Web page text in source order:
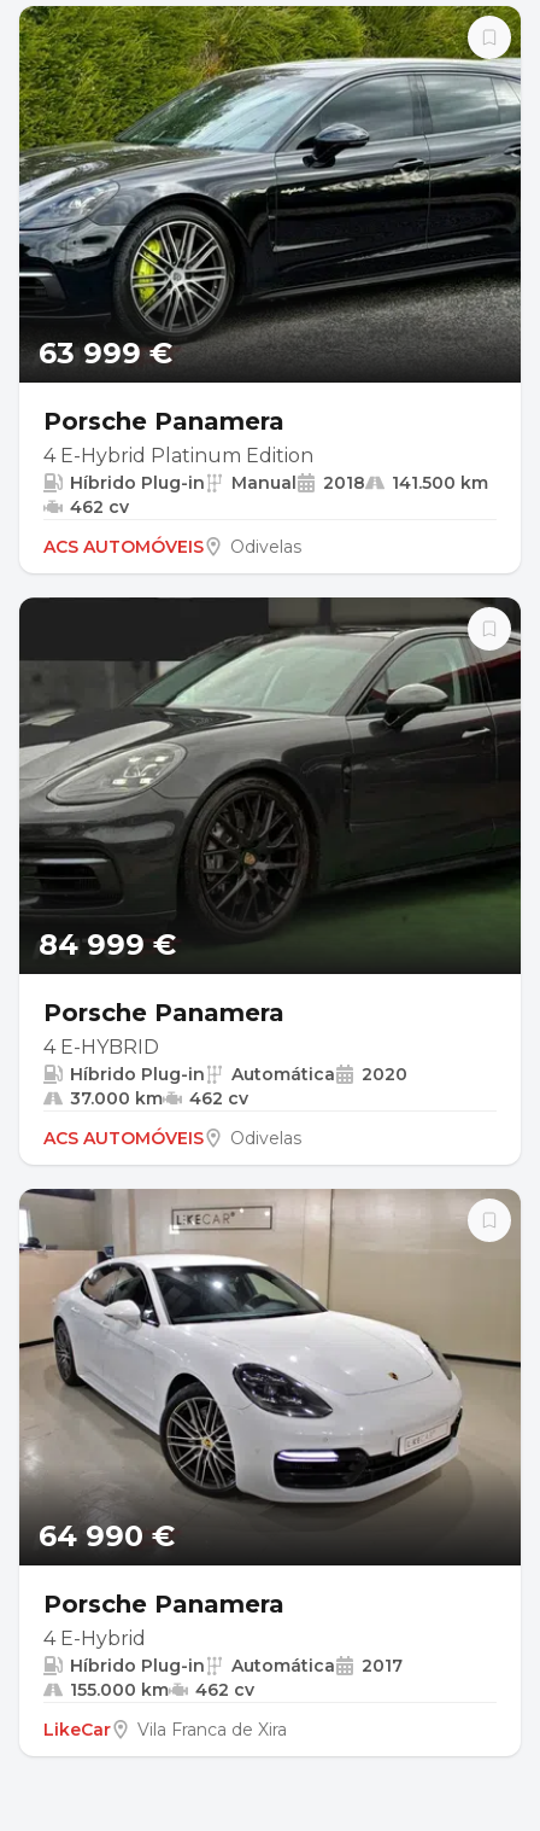
63 999 €
Porsche Panamera
4 E-Hybrid Platinum Edition
Híbrido Plug-in Manual 2018
141.500 km
462 cv
ACS AUTOMÓVEIS
Odivelas
84 999 €
Porsche Panamera
4 E-HYBRID
Híbrido Plug-in Automática
2020
37.000 km
462 cv
ACS AUTOMÓVEIS
Odivelas
64 990 €
Porsche Panamera
4 E-Hybrid
Híbrido Plug-in Automática
2017
155.000 km
462 cv
LikeCar
Vila Franca de Xira